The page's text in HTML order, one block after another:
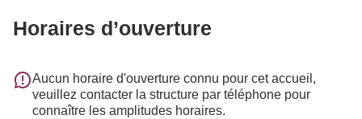
Horaires d’ouverture
Aucun horaire d'ouverture connu pour cet accueil,
veuillez contacter la structure par téléphone pour
connaître les amplitudes horaires.